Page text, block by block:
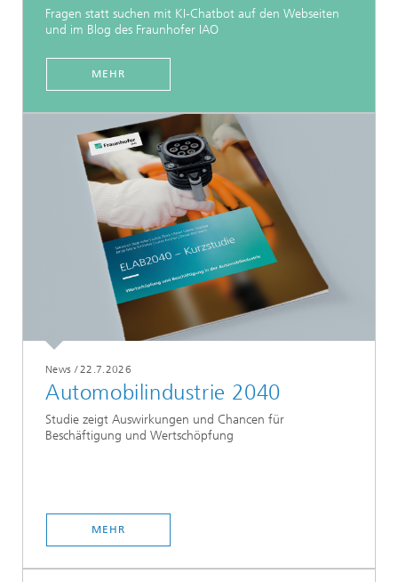
Fragen statt suchen mit KI-Chatbot auf den Webseiten
und im Blog des Fraunhofer IAO
MEHR
News / 22.7.2026
Automobilindustrie 2040
Studie zeigt Auswirkungen und Chancen für
Beschäftigung und Wertschöpfung
MEHR